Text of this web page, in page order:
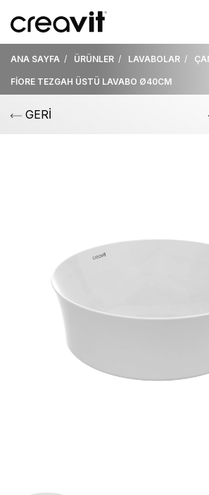
ANA SAYFA ÜRÜNLER LAVABOLAR
FİORE TEZGAH ÜSTÜ LAVABO Ø40CM
GERİ